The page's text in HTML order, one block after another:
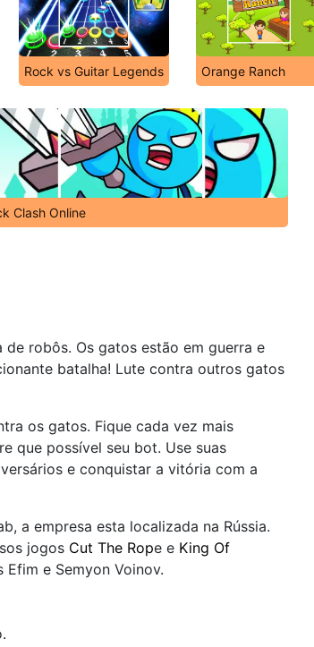
Rock vs Guitar Legends Orange Ranch
Clash Online
de robôs. Os gatos estão em guerra e
batalha! Lute contra outros gatos
os gatos. Fique cada vez mais
que possível seu bot. Use suas
e conquistar a vitória com a
a empresa esta localizada na Rússia.
jogos Cut The Rope e King Of
e Semyon Voinov.